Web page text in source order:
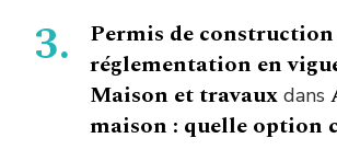
Permis de
réglementation en
Maison et travaux dans
maison : quelle option